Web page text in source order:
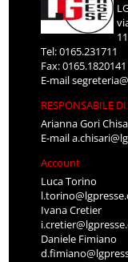
Tel: 0165.231711
Fax: 0165.1820141
E-mail
RESPONSABILE
Arianna Gori
E-mail
Account
Luca Torino
Ivana Cretier
Daniele Fimiano